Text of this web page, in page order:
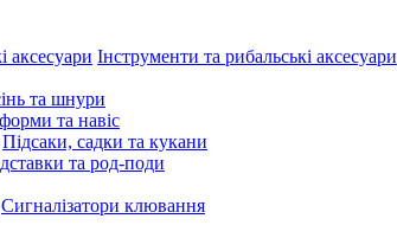
Інструменти та рибальські аксесуари
та шнури
та навіс
Підсаки, садки та кукани
та род-поди
Сигналізатори клювання